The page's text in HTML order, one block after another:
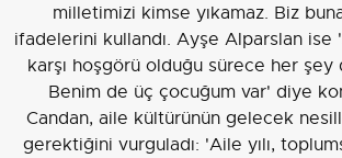
milletimizi kimse yıkamaz. Biz
ifadelerini kullandı. Ayşe Alparslan ise
karşı hoşgörü olduğu sürece her şey
Benim de üç çocuğum var' diye
Candan, aile kültürünün gelecek
gerektiğini vurguladı: 'Aile yılı,